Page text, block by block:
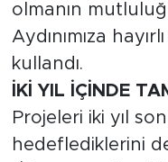
olmanın
Aydınımıza
kullandı.
İKİ YIL İÇİNDE
Projeleri iki yıl
hedeflediklerini